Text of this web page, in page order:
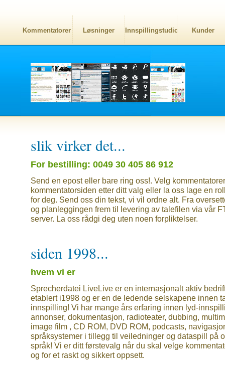
Kommentatorer Løsninger Innspillingstudio Kunder
slik virker det...
For bestilling: 0049 30 405 86 912
Send en epost eller bare ring oss!. Velg
kommentatorsiden etter ditt valg eller la oss lage en
for deg. Send oss din tekst, vi vil ordne alt. Fra
og planleggingen frem til levering av talefilen via vår
server. La oss rådgi deg uten noen forpliktelser.
siden 1998...
hvem vi er
Sprecherdatei LiveLive er en internasjonalt aktiv
etablert i1998 og er en de ledende selskapene innen
innspilling! Vi har mange års erfaring innen lyd-
annonser, dokumentasjon, radioteater, dubbing,
image film , CD ROM, DVD ROM, podcasts,
språksystemer i tillegg til veiledninger og dataspill på
språk! Vi er ditt førstevalg når du skal velge
og for et raskt og sikkert oppsett.